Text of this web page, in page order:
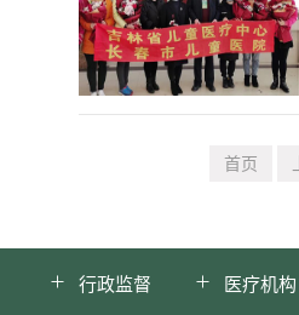
首页
行政监督 医疗机构